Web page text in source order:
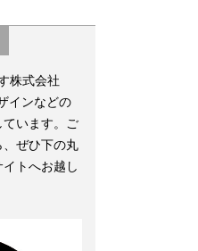
株式会社
インなどの
います。ご
ぜひ下の丸
トへお越し